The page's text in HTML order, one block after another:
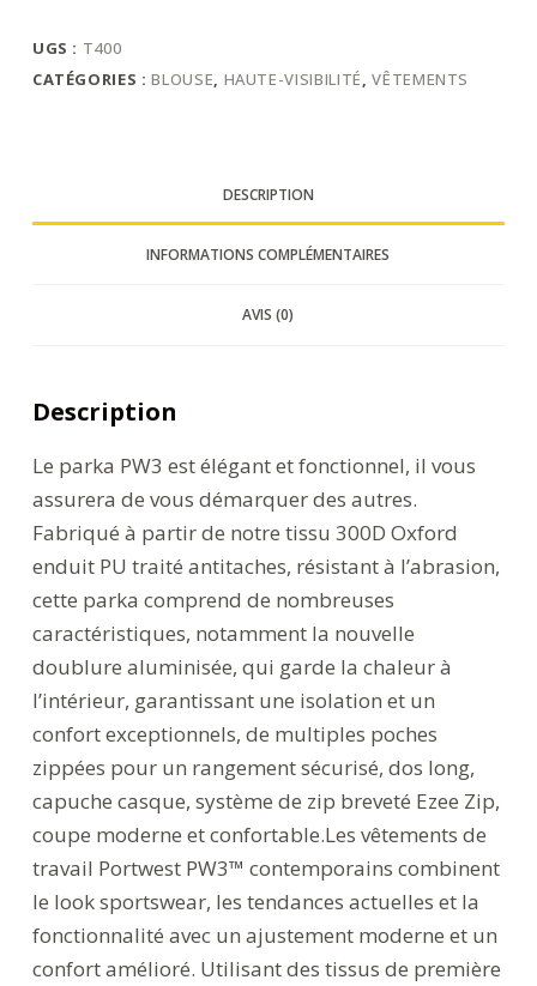
UGS : T400
CATÉGORIES :BLOUSE, HAUTE-VISIBILITÉ,VÊTEMENTS
DESCRIPTION
INFORMATIONS COMPLÉMENTAIRES
AVIS (0)
Description
Le parka PW3 est élégant et fonctionnel, il vous
assurera de vous démarquer des autres.
Fabriqué à partir de notre tissu 300D Oxford
enduit PU traité antitaches, résistant à l’abrasion,
cette parka comprend de nombreuses
caractéristiques, notamment la nouvelle
doublure aluminisée, qui garde la chaleur à
l’intérieur, garantissant une isolation et un
confort exceptionnels, de multiples poches
zippées pour un rangement sécurisé, dos long,
capuche casque, système de zip breveté Ezee Zip,
coupe moderne et confortable.Les vêtements de
travail Portwest PW3™ contemporains combinent
le look sportswear, les tendances actuelles et la
fonctionnalité avec un ajustement moderne et un
confort amélioré. Utilisant des tissus de première